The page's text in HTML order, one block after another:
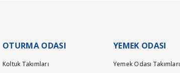
OTURMA ODASI
Koltuk Takımları
YEMEK ODASI
Yemek Odası Takımları